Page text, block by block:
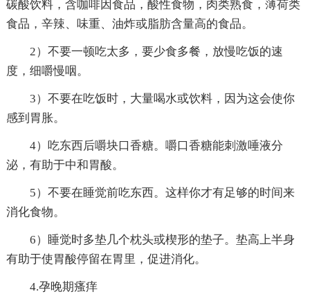
碳酸饮料，含咖啡因食品，酸性食物，肉类熟食，薄荷类
食品，辛辣、味重、油炸或脂肪含量高的食品。
2）不要一顿吃太多，要少食多餐，放慢吃饭的速
度，细嚼慢咽。
3）不要在吃饭时，大量喝水或饮料，因为这会使你
感到胃胀。
4）吃东西后嚼块口香糖。嚼口香糖能刺激唾液分
泌，有助于中和胃酸。
5）不要在睡觉前吃东西。这样你才有足够的时间来
消化食物。
6）睡觉时多垫几个枕头或楔形的垫子。垫高上半身
有助于使胃酸停留在胃里，促进消化。
4.孕晚期瘙痒